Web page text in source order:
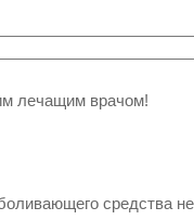
лечащим врачом!
средства